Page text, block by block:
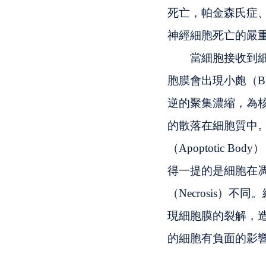
死亡，帕金森氏症
神經細胞死亡的嚴
當細胞接收到細
胞膜會出現小皰（
逆的聚集濃縮，為
的散落在細胞質中
（Apoptotic Body
得一提的是細胞在
（Necrosis）不同
現細胞膜的裂解，
的細胞有負面的影